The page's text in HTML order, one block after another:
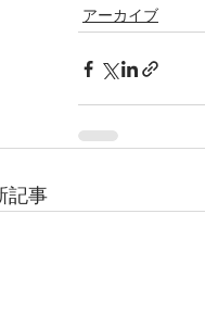
アーカイブ
記事